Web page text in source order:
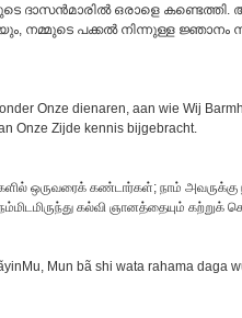
ദാസന്‍മാരില്‍ ഒരാളെ കണ്ടെത്തി.
നമ്മുടെ പക്കല്‍ നിന്നുള്ള ജ്ഞാനം
Onze dienaren, aan wie Wij
Onze Zijde kennis bijgebracht.
ஒருவரைக் கண்டார்கள்; நாம் அவருக்கு
கல்வி ஞானத்தையும் கற்றுக்
Mun bã shi wata rahama daga